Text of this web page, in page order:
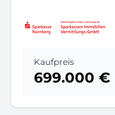
Kaufpreis
699.000 €